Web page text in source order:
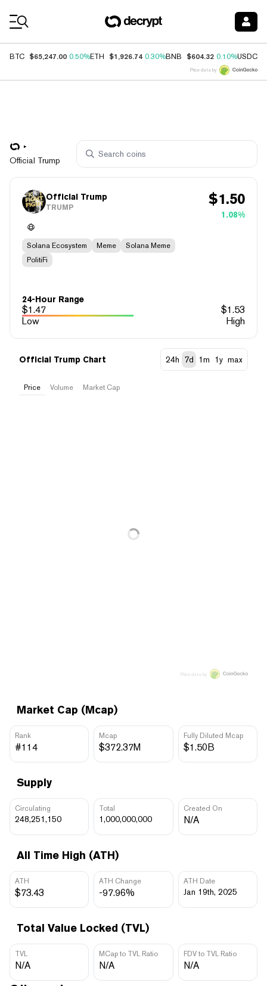
BTC $65,247.00 0.50%ETH $1,926.74 0.30%BNB $604.32 0.10%USDC
Price data by
Official Trump
Official Trump
TRUMP $1.50
1.08%
Solana Ecosystem Meme
Solana Meme
PolitiFi
24-Hour Range
$1.47 $1.53
Low
High
Market Cap (Mcap)
Rank
#114
Mcap
$372.37M
Fully Diluted Mcap
$1.50B
Supply
Circulating
248,251,150
Total
1,000,000,000
Created On
N/A
All Time High (ATH)
ATH
$73.43
ATH Change
-97.96%
ATH Date
Jan 19th, 2025
Total Value Locked (TVL)
TVL
N/A
MCap to TVL Ratio
N/A
FDV to TVL Ratio
N/A
Official Trump Chart 24h 7d 1m 1y max
Price Volume Market Cap
Price data by